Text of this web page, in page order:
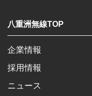
八重洲無線TOP
企業情報
採用情報
ニュース